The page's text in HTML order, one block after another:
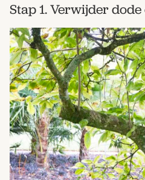
Stap 1. Verwijder